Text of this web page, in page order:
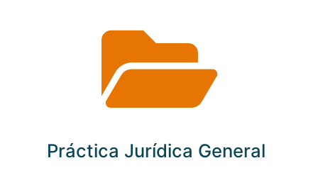
Práctica Jurídica General